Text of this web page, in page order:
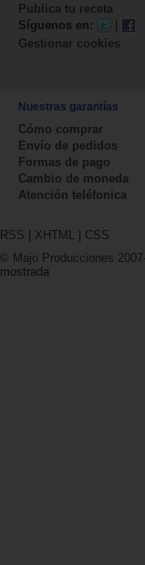
Publica tu receta
Síguenos en:
|
Gestionar cookies
Nuestras garantías
Cómo comprar
Envío de pedidos
Formas de pago
Cambio de moneda
Atención teléfonica
RSS | XHTML | CSS
© Majo Producciones
mostrada